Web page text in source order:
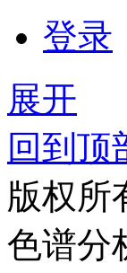
登录
展开
回到顶
版权所
色谱分